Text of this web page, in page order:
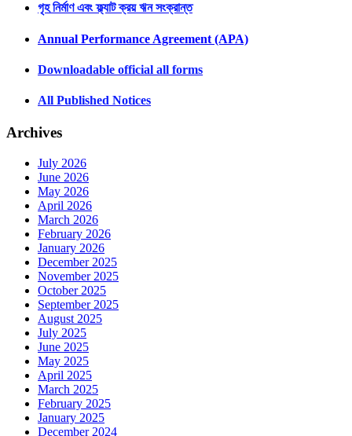
গৃহ নির্মাণ এবং ফ্ল্যাট ক্রয় ঋন সংক্রান্ত
Annual Performance Agreement (APA)
Downloadable official all forms
All Published Notices
Archives
July 2026
June 2026
May 2026
April 2026
March 2026
February 2026
January 2026
December 2025
November 2025
October 2025
September 2025
August 2025
July 2025
June 2025
May 2025
April 2025
March 2025
February 2025
January 2025
December 2024